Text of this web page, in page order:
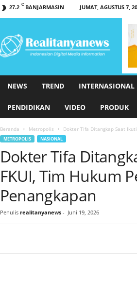
27.2 C BANJARMASIN JUMAT, AGUSTUS 7,
NEWS TREND INTERNASIONAL
PENDIDIKAN VIDEO PRODUK
Beranda Metropolis Dokter Tifa Ditangkap Saat
METROPOLIS NASIONAL
Dokter Tifa
FKUI, Tim Hukum
Penangkapan
Penulis realitanyanews- Juni 19, 2026